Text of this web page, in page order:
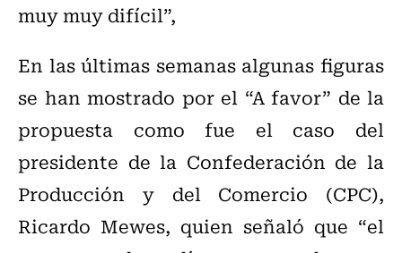
muy muy difícil”,
En las últimas semanas algunas figuras
se han mostrado por el “A favor” de la
propuesta como fue el caso del
presidente de la Confederación de la
Producción y del Comercio (CPC),
Ricardo Mewes, quien señaló que “el